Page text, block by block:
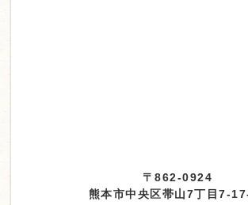
〒862-0924
熊本市中央区帯山7丁目7-